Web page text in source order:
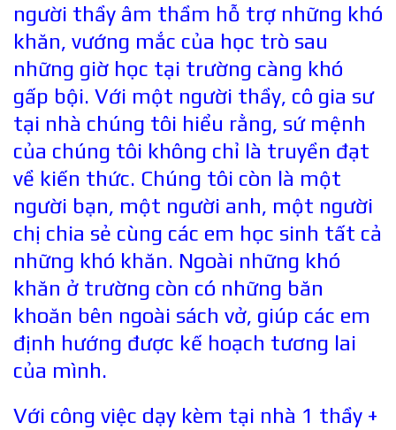
người thầy âm thầm hỗ trợ những khó
khăn, vướng mắc của học trò sau
những giờ học tại trường càng khó
gấp bội. Với một người thầy, cô gia sư
tại nhà chúng tôi hiểu rằng, sứ mệnh
của chúng tôi không chỉ là truyền đạt
về kiến thức. Chúng tôi còn là một
người bạn, một người anh, một người
chị chia sẻ cùng các em học sinh tất cả
những khó khăn. Ngoài những khó
khăn ở trường còn có những băn
khoăn bên ngoài sách vở, giúp các em
định hướng được kế hoạch tương lai
của mình.
Với công việc dạy kèm tại nhà 1 thầy +